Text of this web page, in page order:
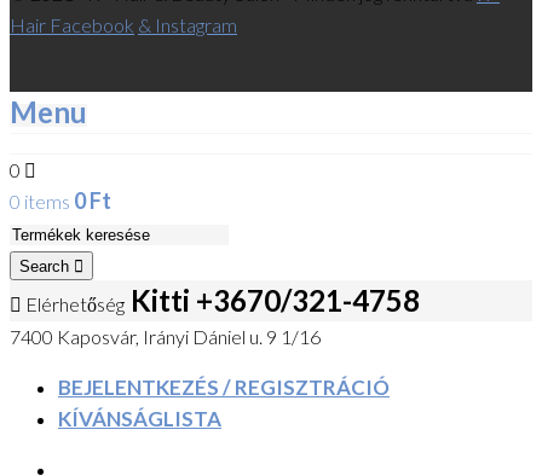
Hair Facebook & Instagram
Menu
0
0 items 0Ft
Search
Elérhetőség Kitti +3670/321-4758
7400 Kaposvár, Irányi Dániel u. 9 1/16
BEJELENTKEZÉS / REGISZTRÁCIÓ
KÍVÁNSÁGLISTA